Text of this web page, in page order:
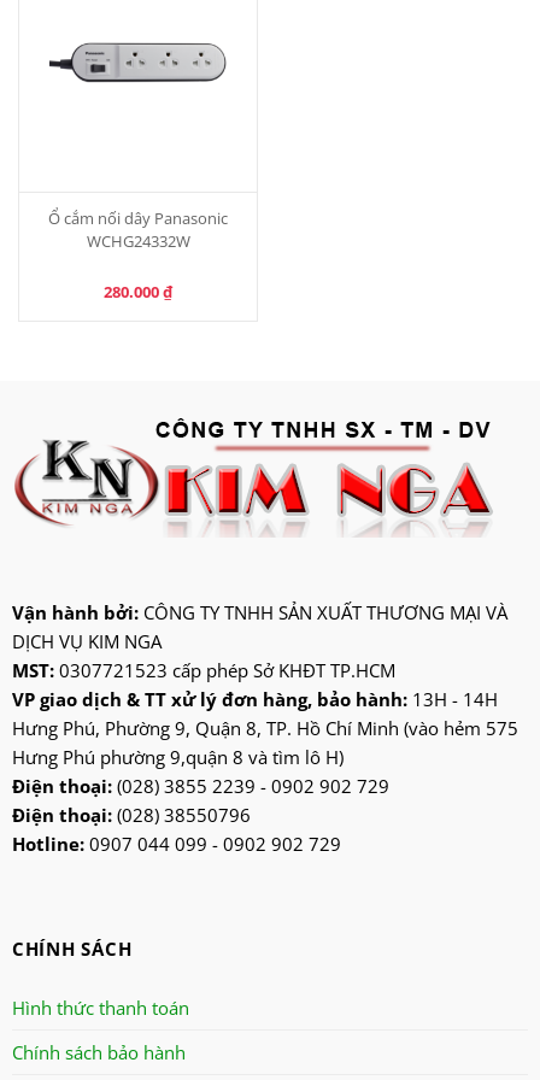
Ổ cắm nối dây Panasonic
WCHG24332W
280.000₫
Vận hành bởi: CÔNG TY TNHH SẢN XUẤT THƯƠNG MẠI VÀ
DỊCH VỤ KIM NGA
MST: 0307721523 cấp phép Sở KHĐT TP.HCM
VP giao dịch & TT xử lý đơn hàng, bảo hành:13H - 14H
Hưng Phú, Phường 9, Quận 8, TP. Hồ Chí Minh (vào hẻm 575
Hưng Phú phường 9,quận 8 và tìm lô H)
Điện thoại: (028) 3855 2239 - 0902 902 729
Điện thoại: (028) 38550796
Hotline:0907 044 099 - 0902 902 729
CHÍNH SÁCH
Hình thức thanh toán
Chính sách bảo hành